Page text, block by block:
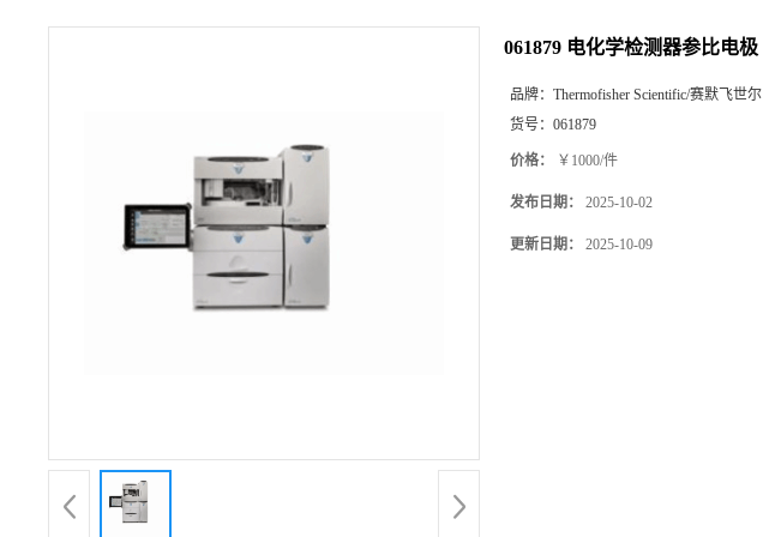
061879 电化学检测器参比电极
品牌： Thermofisher Scientific/赛默飞世尔
货号： 061879
价格： ￥1000/件
发布日期： 2025-10-02
更新日期： 2025-10-09